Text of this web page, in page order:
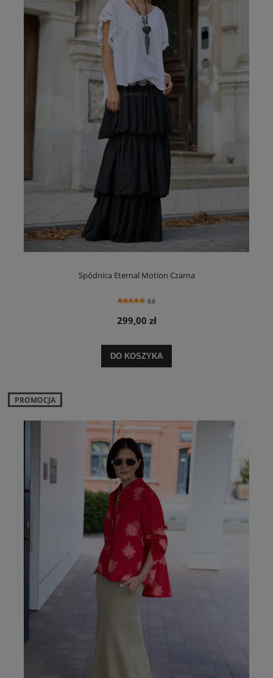
Spódnica Eternal Motion Czarna
5.0
299,00 zł
DO KOSZYKA
PROMOCJA